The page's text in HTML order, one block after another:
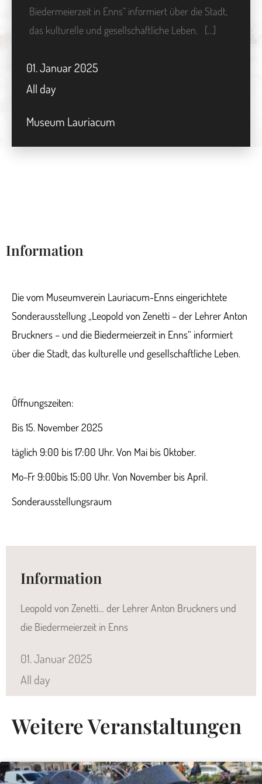
Biedermeierzeit in Enns“ informiert über die Stadt,
das kulturelle und gesellschaftliche Leben. […]
01.Januar2025
All day
Museum Lauriacum
Information
Die vom Museumverein Lauriacum-Enns eingerichtete
Sonderausstellung „Leopold von Zenetti – der Lehrer Anton
Bruckners – und die Biedermeierzeit in Enns“ informiert
über die Stadt, das kulturelle und gesellschaftliche Leben.
Öffnungszeiten:
Bis 15. November 2025
täglich 9:00 bis 17:00 Uhr. Von Mai bis Oktober.
Mo-Fr 9:00bis 15:00 Uhr. Von November bis April.
Sonderausstellungsraum
Information
Leopold von Zenetti… der Lehrer Anton Bruckners und
die Biedermeierzeit in Enns
01.Januar2025
All day
Weitere Veranstaltungen